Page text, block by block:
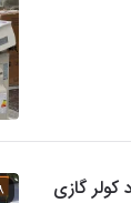
کولر گازی